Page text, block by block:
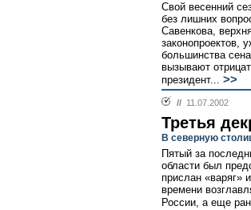
Свой весенний
без лишних
Савенкова,
законопроектов,
большинства
вызывают
президент... >>
// 11.07.2002
Третья
В северную
Пятый за
области был
прислан «варяг»
времени
России, а еще